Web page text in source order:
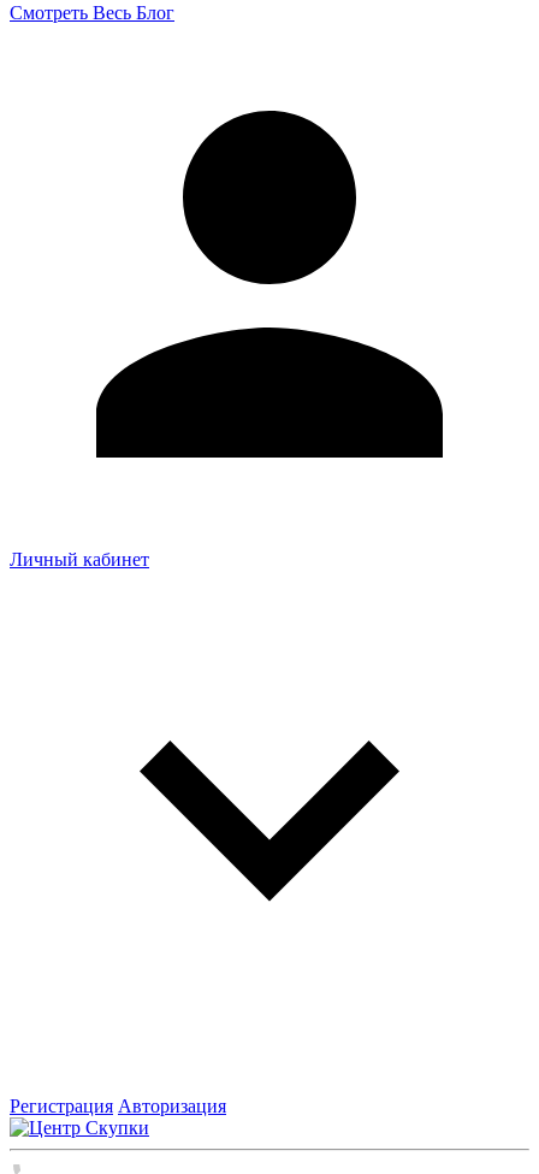
Смотреть Весь Блог
Личный кабинет
Регистрация Авторизация